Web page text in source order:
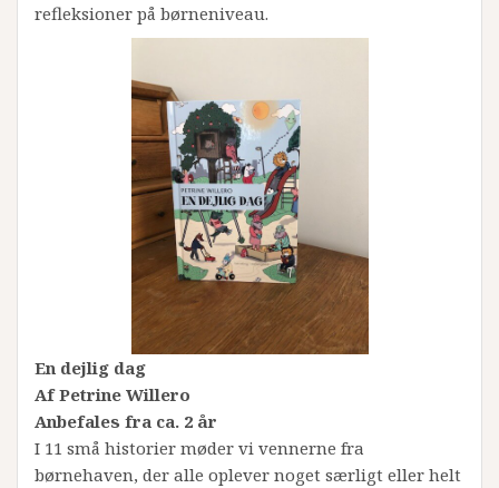
refleksioner på børneniveau.
En dejlig dag
Af Petrine Willero
Anbefales fra ca. 2 år
I 11 små historier møder vi vennerne fra
børnehaven, der alle oplever noget særligt eller helt